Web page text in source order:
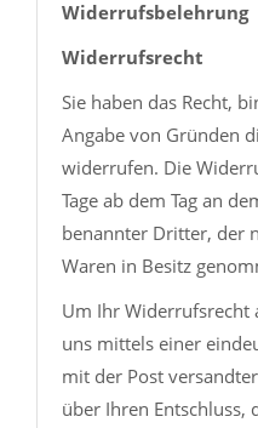
Widerrufsbelehrung
Widerrufsrecht
Sie haben das Recht,
Angabe von Gründen
widerrufen. Die
Tage ab dem Tag an
benannter Dritter, der
Waren in Besitz
Um Ihr Widerrufsrecht
uns mittels einer
mit der Post
über Ihren Entschluss,